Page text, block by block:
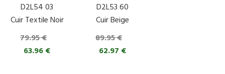
D2L54 03
Cuir Textile Noir
79.95 €
63.96 €
D2L53 60
Cuir Beige
89.95 €
62.97 €